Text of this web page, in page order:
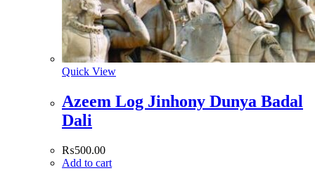
Quick View
Azeem Log Jinhony Dunya Badal
Dali
₨500.00
Add to cart